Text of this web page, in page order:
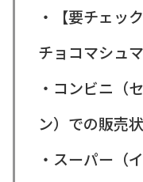
・【要チェッ
チョコマシュ
・コンビニ（
ン）での販売
・スーパー（